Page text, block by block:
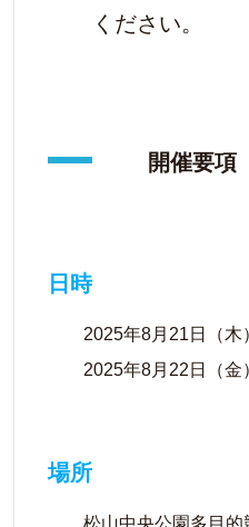
ください。
開催要項
日時
2025年8月21日（木
2025年8月22日（金
場所
松山中央公園多目